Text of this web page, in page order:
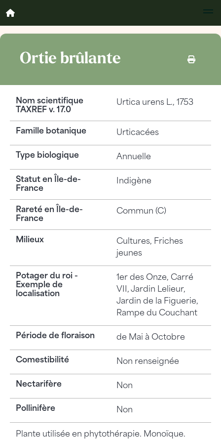
Ortie brûlante
Nom scientifique
TAXREF v. 17.0
Urtica urensL., 1753
Famille botanique Urticacées
Type biologique Annuelle
Statut en Île-de-
France
Indigène
Rareté en Île-de-
France
Commun (C)
Milieux
Cultures, Friches
jeunes
Potager du roi -
Exemple de
localisation
1er des Onze, Carré
VII, Jardin Lelieur,
Jardin de la Figuerie,
Rampe du Couchant
Période de floraison de Mai à Octobre
Comestibilité Non renseignée
Nectarifère Non
Pollinifère Non
Plante utilisée en phytothérapie. Monoïque.